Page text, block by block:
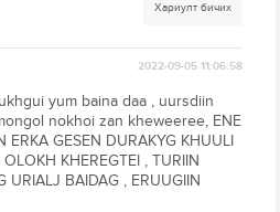
Хариулт бичих
2022-09-05 11:06:58
yum baina daa , uursdiin
nokhoi zan kheweeree, ENE
ERKA GESEN DURAKYG KHUULI
KHEREGTEI , TURIIN
URIALJ BAIDAG , ERUUGIIN